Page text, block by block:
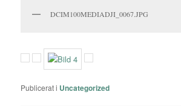
DCIM100MEDIADJI_0067.JPG
Publicerat i Uncategorized